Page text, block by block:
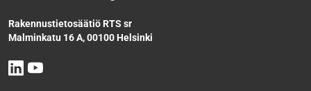
Rakennustietosäätiö RTS sr
Malminkatu 16 A, 00100 Helsinki